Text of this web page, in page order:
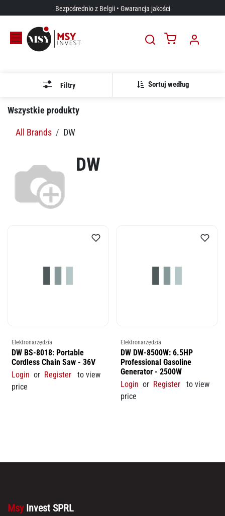
Przejdź do zawartościBezpośrednio z Belgii • Gwarancja jakości
Sortuj według
Filtry
Wszystkie produkty
All Brands DW
DW
Elektronarzędzia
DW BS-8018: Portable
Cordless Chain Saw - 36V
Login or Register
to view
price
Elektronarzędzia
DW DW-8500W: 6.5HP
Professional Gasoline
Generator - 2500W
Login or Register
to view
price
Msy Invest SPRL